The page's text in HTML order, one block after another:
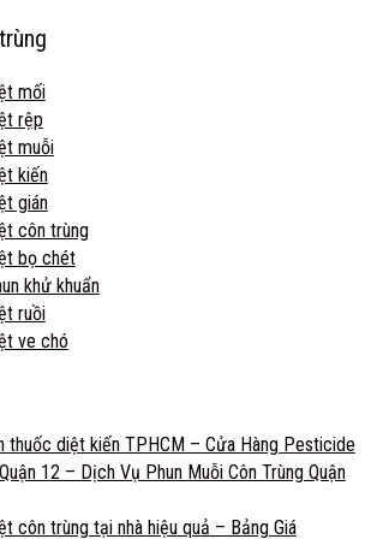
mối
rệp
muỗi
kiến
gián
côn trùng
bọ chét
khử khuẩn
ruồi
ve chó
thuốc diệt kiến TPHCM – Cửa Hàng Pesticide
12 – Dịch Vụ Phun Muỗi Côn Trùng Quận
côn trùng tại nhà hiệu quả – Bảng Giá